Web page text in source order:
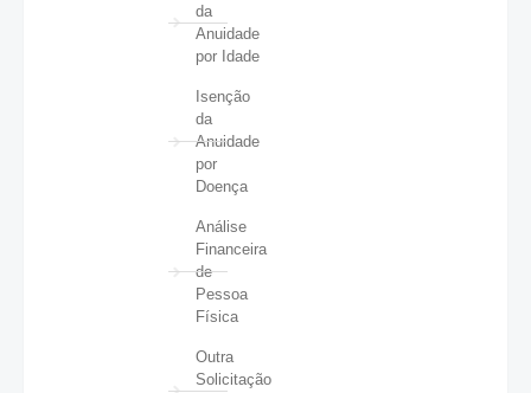
da
Anuidade
por Idade
Isenção
da
Anuidade
por
Doença
Análise
Financeira
de
Pessoa
Física
Outra
Solicitação